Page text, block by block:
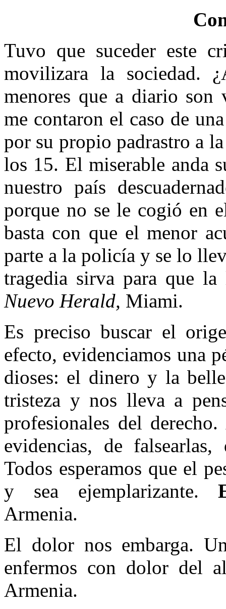
Tuvo que suceder este
movilizara la sociedad.
menores que a diario son
me contaron el caso de
por su propio padrastro a
los 15. El miserable anda
nuestro país
porque no se le cogió en
basta con que el menor
parte a la policía y se lo
tragedia sirva para que
Nuevo Herald, Miami.
Es preciso buscar el
efecto, evidenciamos una
dioses: el dinero y la
tristeza y nos lleva a
profesionales del
evidencias, de
Todos esperamos que el
y sea ejemplarizante.
Armenia.
El dolor nos embarga.
enfermos con dolor del
Armenia.